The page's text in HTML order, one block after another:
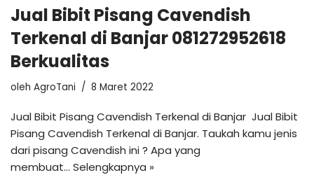
Jual Bibit Pisang Cavendish
Terkenal di Banjar 081272952618
Berkualitas
oleh AgroTani 8 Maret 2022
Jual Bibit Pisang Cavendish Terkenal di Banjar Jual Bibit
Pisang Cavendish Terkenal di Banjar. Taukah kamu jenis
dari pisang Cavendish ini ? Apa yang
membuat… Selengkapnya »